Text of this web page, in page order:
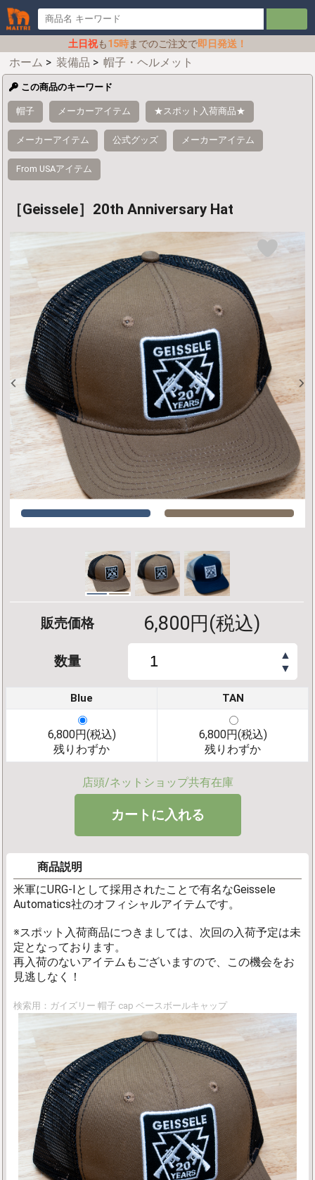
土日祝も15時までのご注文で即日発送！
ホーム > 装備品 > 帽子・ヘルメット
この商品のキーワード
帽子 メーカーアイテム ★スポット入荷商品★
メーカーアイテム 公式グッズ メーカーアイテム
From USAアイテム
［Geissele］20th Anniversary Hat
販売価格 6,800円(税込)
数量
▲
▼
Blue TAN
6,800円(税込)
残りわずか
6,800円(税込)
残りわずか
店頭/ネットショップ共有在庫
商品説明
米軍にURG-Iとして採用されたことで有名なGeissele
Automatics社のオフィシャルアイテムです。
※スポット入荷商品につきましては、次回の入荷予定は未
定となっております。
再入荷のないアイテムもございますので、この機会をお
見逃しなく！
検索用：ガイズリー 帽子 cap ベースボールキャップ